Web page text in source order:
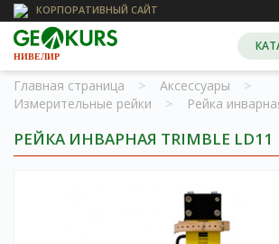
КОРПОРАТИВНЫЙ САЙТ
НИВЕЛИР
Главная страница > Аксессуары
>
Измерительные рейки
> Рейка
РЕЙКА ИНВАРНАЯ TRIMBLE LD11